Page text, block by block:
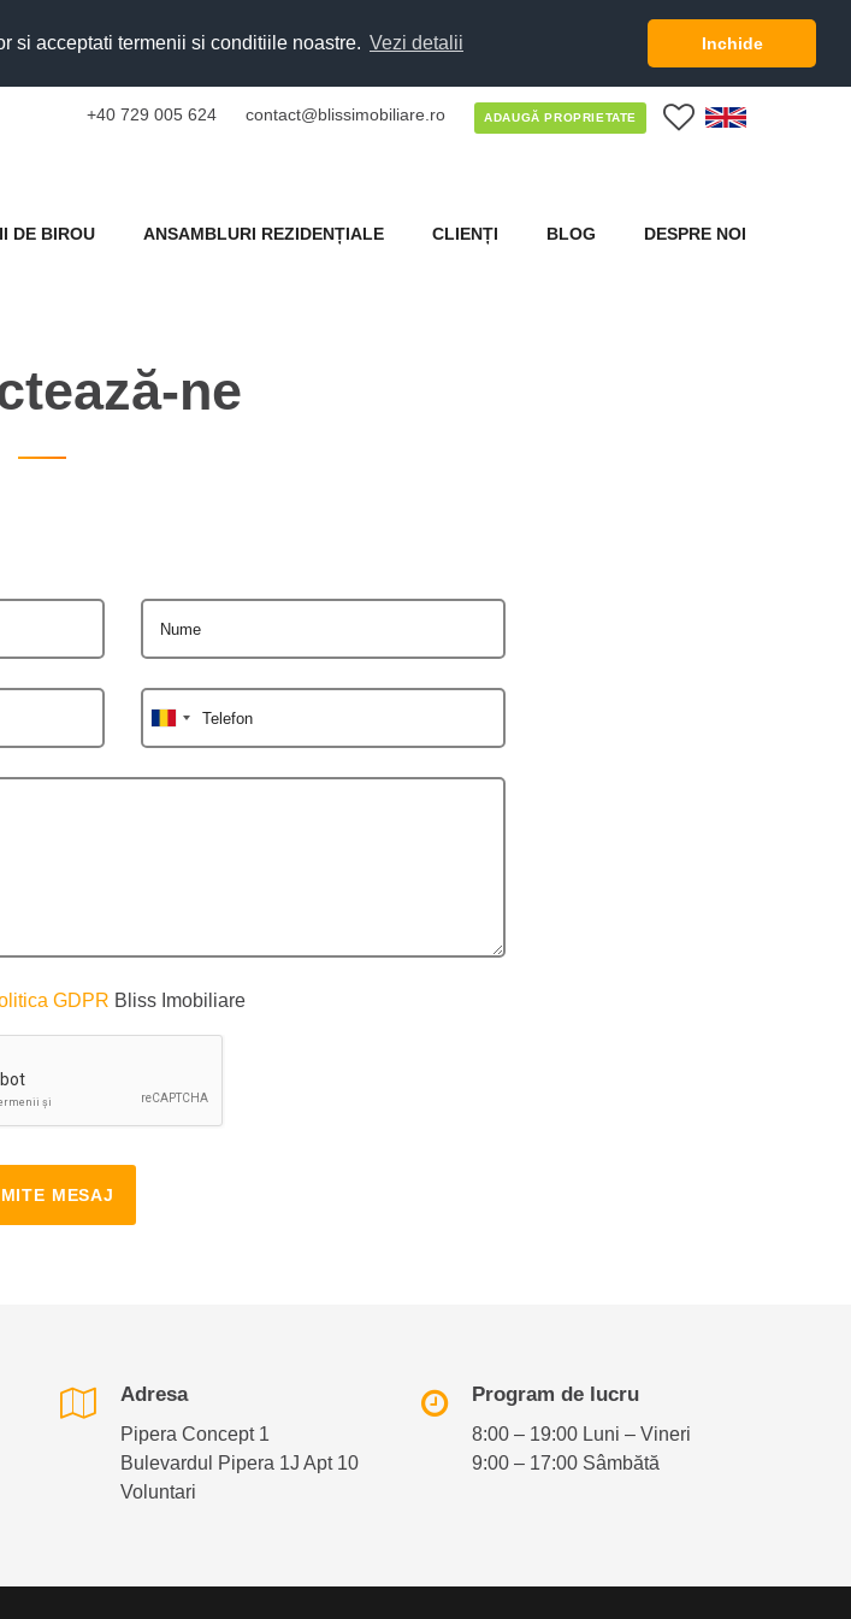
si acceptati termenii si conditiile noastre. Vezi detalii Inchide
+40 729 005 624 contact@blissimobiliare.ro ADAUGĂ PROPRIETATE
DE BIROU ANSAMBLURI REZIDENȚIALE CLIENȚI BLOG DESPRE NOI
ne
Nume
Telefon
GDPR Bliss Imobiliare
MESAJ
Adresa
Pipera Concept 1
Bulevardul Pipera 1J Apt 10
Voluntari
Program de lucru
8:00 – 19:00 Luni – Vineri
9:00 – 17:00 Sâmbătă